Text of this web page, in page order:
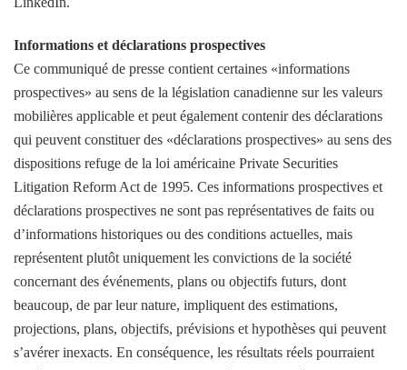
Informations et déclarations prospectives
Ce communiqué de presse contient certaines «informations
prospectives» au sens de la législation canadienne sur les valeurs
mobilières applicable et peut également contenir des déclarations
qui peuvent constituer des «déclarations prospectives» au sens des
dispositions refuge de la loi américaine Private Securities
Litigation Reform Act de 1995. Ces informations prospectives et
déclarations prospectives ne sont pas représentatives de faits ou
d’informations historiques ou des conditions actuelles, mais
représentent plutôt uniquement les convictions de la société
concernant des événements, plans ou objectifs futurs, dont
beaucoup, de par leur nature, impliquent des estimations,
projections, plans, objectifs, prévisions et hypothèses qui peuvent
s’avérer inexacts. En conséquence, les résultats réels pourraient